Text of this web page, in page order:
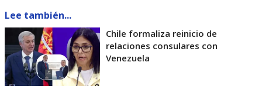
Lee también...
Chile formaliza reinicio de
relaciones consulares con
Venezuela